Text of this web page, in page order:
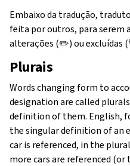
Embaixo da tradução,
feita por outros, para serem
alterações (✏️) ou excluídas
Plurais
Words changing form to
designation are called
definition of them. English,
the singular definition of an
car is referenced, in the
more cars are referenced (or